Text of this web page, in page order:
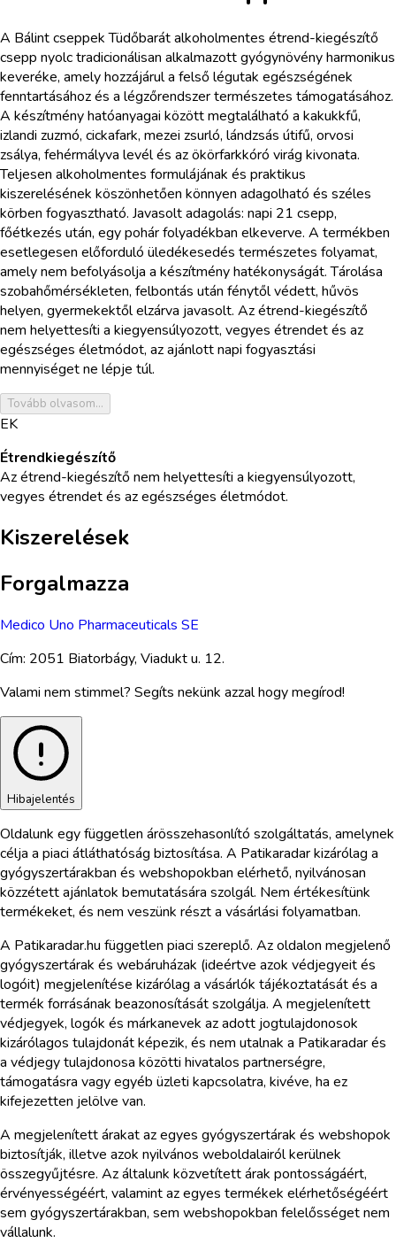
A Bálint cseppek Tüdőbarát alkoholmentes étrend-kiegészítő
csepp nyolc tradicionálisan alkalmazott gyógynövény harmonikus
keveréke, amely hozzájárul a felső légutak egészségének
fenntartásához és a légzőrendszer természetes támogatásához.
A készítmény hatóanyagai között megtalálható a kakukkfű,
izlandi zuzmó, cickafark, mezei zsurló, lándzsás útifű, orvosi
zsálya, fehérmályva levél és az ökörfarkkóró virág kivonata.
Teljesen alkoholmentes formulájának és praktikus
kiszerelésének köszönhetően könnyen adagolható és széles
körben fogyasztható. Javasolt adagolás: napi 21 csepp,
főétkezés után, egy pohár folyadékban elkeverve. A termékben
esetlegesen előforduló üledékesedés természetes folyamat,
amely nem befolyásolja a készítmény hatékonyságát. Tárolása
szobahőmérsékleten, felbontás után fénytől védett, hűvös
helyen, gyermekektől elzárva javasolt. Az étrend-kiegészítő
nem helyettesíti a kiegyensúlyozott, vegyes étrendet és az
egészséges életmódot, az ajánlott napi fogyasztási
mennyiséget ne lépje túl.
Tovább olvasom...
EK
Étrendkiegészítő
Az étrend-kiegészítő nem helyettesíti a kiegyensúlyozott,
vegyes étrendet és az egészséges életmódot.
Kiszerelések
Forgalmazza
Medico Uno Pharmaceuticals SE
Cím: 2051 Biatorbágy, Viadukt u. 12.
Valami nem stimmel? Segíts nekünk azzal hogy megírod!
Hibajelentés
Oldalunk egy független árösszehasonlító szolgáltatás, amelynek
célja a piaci átláthatóság biztosítása. A Patikaradar kizárólag a
gyógyszertárakban és webshopokban elérhető, nyilvánosan
közzétett ajánlatok bemutatására szolgál. Nem értékesítünk
termékeket, és nem veszünk részt a vásárlási folyamatban.
A Patikaradar.hu független piaci szereplő. Az oldalon megjelenő
gyógyszertárak és webáruházak (ideértve azok védjegyeit és
logóit) megjelenítése kizárólag a vásárlók tájékoztatását és a
termék forrásának beazonosítását szolgálja. A megjelenített
védjegyek, logók és márkanevek az adott jogtulajdonosok
kizárólagos tulajdonát képezik, és nem utalnak a Patikaradar és
a védjegy tulajdonosa közötti hivatalos partnerségre,
támogatásra vagy egyéb üzleti kapcsolatra, kivéve, ha ez
kifejezetten jelölve van.
A megjelenített árakat az egyes gyógyszertárak és webshopok
biztosítják, illetve azok nyilvános weboldalairól kerülnek
összegyűjtésre. Az általunk közvetített árak pontosságáért,
érvényességéért, valamint az egyes termékek elérhetőségéért
sem gyógyszertárakban, sem webshopokban felelősséget nem
vállalunk.